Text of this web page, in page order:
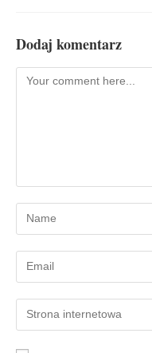
Dodaj komentarz